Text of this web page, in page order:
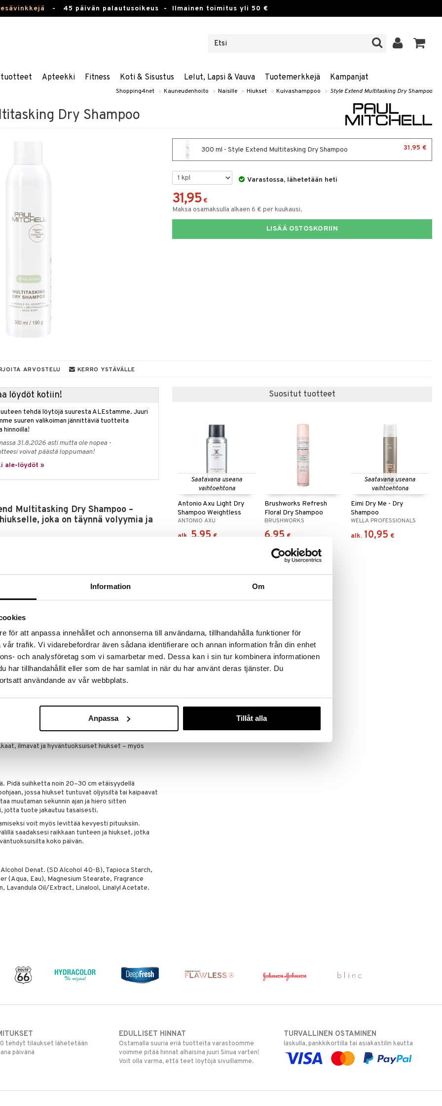
Information Om
för att anpassa innehållet och annonserna till användarna, tillhandahålla funktioner för
trafik. Vi vidarebefordrar även sådana identifierare och annan information från din enhet
och analysföretag som vi samarbetar med. Dessa kan i sin tur kombinera informationen
har tillhandahållit eller som de har samlat in när du har använt deras tjänster. Du
användande av vår webbplats.
Anpassa Tillåt alla
- 45 päivän palautusoikeus - Ilmainen toimitus yli 50 €
Apteekki Fitness Koti & Sisustus Lelut, Lapsi & Vauva Tuotemerkkejä Kampanjat
Shopping4net » Kauneudenhoito » Naisille » Hiukset » Kuivashamppoo » Style Extend Multitasking Dry Shampoo
Dry Shampoo
300 ml - Style Extend Multitasking Dry Shampoo 31,95 €
Varastossa, lähetetään heti
31,95 €
Maksa osamaksulla alkaen 6 € per kuukausi.
LISÄÄ OSTOSKORIIN
ARVOSTELU KERRO YSTÄVÄLLE
löydöt kotiin!
tehdä löytöjä suuresta ALEstamme. Juuri
suuren valikoiman jännittäviä tuotteita
hinnoilla!
31.8.2026 asti mutta ole nopea -
voivat päästä loppumaan!
ale-löydöt »
Multitasking Dry Shampoo –
joka on täynnä volyymia ja
joka imee ylimääräisen öljyn hiuspohjasta
Kerrostettava suihke raikastaa sekä hiuspohjan
ja auttaa pidentämään vastapestyn
neutralisoi ei-toivottuja hajuja ja saa toisen
-kuivasampoolla on vastustamaton
kaakaon, vaniljan ja myskin sävyjä, jotka antavat
pesujen välillä
vaniljalla ja myskillä
ilmavat ja hyväntuoksuiset hiukset – myös
Pidä suihketta noin 20–30 cm etäisyydellä
jossa hiukset tuntuvat öljyisiltä tai kaipaavat
muutaman sekunnin ajan ja hiero sitten
jotta tuote jakautuu tasaisesti.
voit myös levittää kevyesti pituuksiin.
saadaksesi raikkaan tunteen ja hiukset, jotka
koko päivän.
Denat. (SD Alcohol 40-B), Tapioca Starch,
(Aqua, Eau), Magnesium Stearate, Fragrance
Lavandula Oil/Extract, Linalool, Linalyl Acetate.
Suositut tuotteet
Saatavana useana
vaihtoehtona
Antonio Axu Light Dry
Shampoo Weightless
Touch
ANTONIO AXU
alk. 5,95 €
Brushworks Refresh
Floral Dry Shampoo
BRUSHWORKS
6,95 €
Saatavana useana
vaihtoehtona
Eimi Dry Me - Dry
Shampoo
WELLA PROFESSIONALS
alk. 10,95 €
(caramel & cream) - Dry
Shampoo
LÖWENGRIP
tehdyt tilaukset lähetetään
päivänä
EDULLISET HINNAT
Ostamalla suuria eriä tuotteita varastoomme
voimme pitää hinnat alhaisina juuri Sinua varten!
Voit olla varma, että teet löytöjä sivuillamme.
TURVALLINEN OSTAMINEN
laskulla, pankkikortilla tai asiakastilin kautta